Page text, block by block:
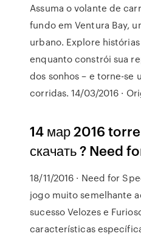
Assuma o volante de
fundo em Ventura Bay,
urbano. Explore
enquanto constrói sua
dos sonhos – e torne-se
corridas. 14/03/2016 ·
14 мар 2016
скачать ? Need
18/11/2016 · Need for
jogo muito semelhante
sucesso Velozes e
características